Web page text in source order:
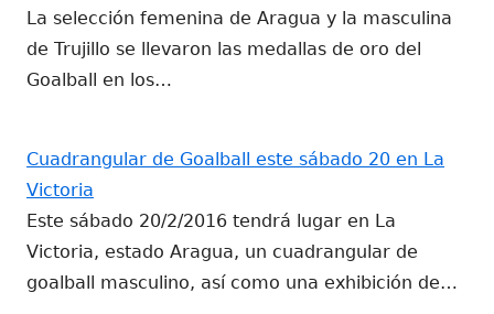
La selección femenina de Aragua y la masculina
de Trujillo se llevaron las medallas de oro del
Goalball en los…
Cuadrangular de Goalball este sábado 20 en La
Victoria
Este sábado 20/2/2016 tendrá lugar en La
Victoria, estado Aragua, un cuadrangular de
goalball masculino, así como una exhibición de…